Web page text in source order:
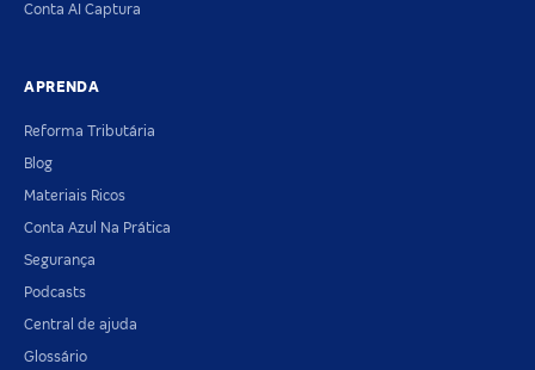
Conta AI Captura
APRENDA
Reforma Tributária
Blog
Materiais Ricos
Conta Azul Na Prática
Segurança
Podcasts
Central de ajuda
Glossário